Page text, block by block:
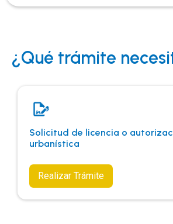
¿Qué trámite
Solicitud de licencia o
urbanística
Realizar Trámite